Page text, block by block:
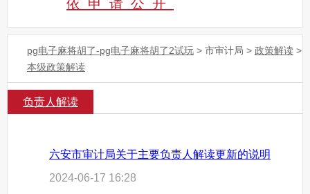
依申请公 开
pg电子麻将胡了-pg电子麻将胡了2试玩 > 市审计局 > 政策解读 >
本级政策解读
负责人解读
六安市审计局关于主要负责人解读更新的说明
2024-06-17 16:28